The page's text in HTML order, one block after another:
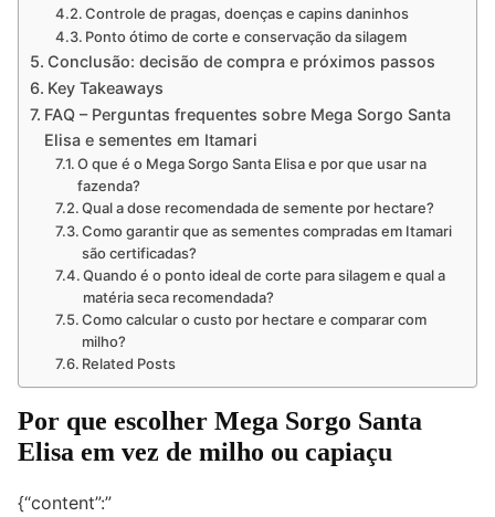
Controle de pragas, doenças e capins daninhos
Ponto ótimo de corte e conservação da silagem
Conclusão: decisão de compra e próximos passos
Key Takeaways
FAQ – Perguntas frequentes sobre Mega Sorgo Santa
Elisa e sementes em Itamari
O que é o Mega Sorgo Santa Elisa e por que usar na
fazenda?
Qual a dose recomendada de semente por hectare?
Como garantir que as sementes compradas em Itamari
são certificadas?
Quando é o ponto ideal de corte para silagem e qual a
matéria seca recomendada?
Como calcular o custo por hectare e comparar com
milho?
Related Posts
Por que escolher Mega Sorgo Santa
Elisa em vez de milho ou capiaçu
{“content”:”